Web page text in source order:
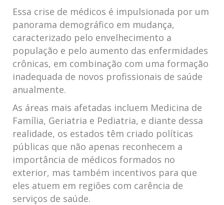
Essa‍ crise‍ de médicos é impulsionada por um
panorama demográfico em mudança,
caracterizado pelo envelhecimento a
população e pelo aumento das enfermidades
crônicas, em combinação ​com uma formação
inadequada de novos profissionais de‍ saúde
anualmente.
As áreas mais afetadas ⁣incluem Medicina de
Família,​ Geriatria e ⁢Pediatria, ‌e ⁤diante dessa
⁢realidade, os​ estados têm‌ criado políticas
públicas que não apenas reconhecem a
importância de médicos ‌formados no
exterior, mas também ⁤incentivos⁢ para que
eles atuem em regiões ​com carência de
serviços ⁤de saúde.